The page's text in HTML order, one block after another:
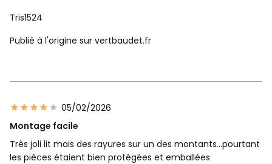
Tris1524
Publié à l'origine sur vertbaudet.fr
05/02/2026
Montage facile
Très joli lit mais des rayures sur un des montants…pourtant
les pièces étaient bien protégées et emballées